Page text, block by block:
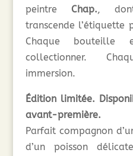
peintre Chap.,
transcende l’étiquette
Chaque
collectionner.
immersion.
Édition limitée.
avant-première.
Parfait compagnon
d’un poisson